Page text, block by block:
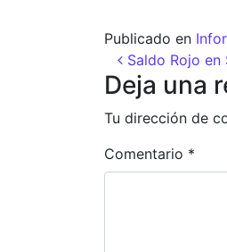
Publicado en
Saldo Rojo en
Deja una
Tu dirección de
Comentario *